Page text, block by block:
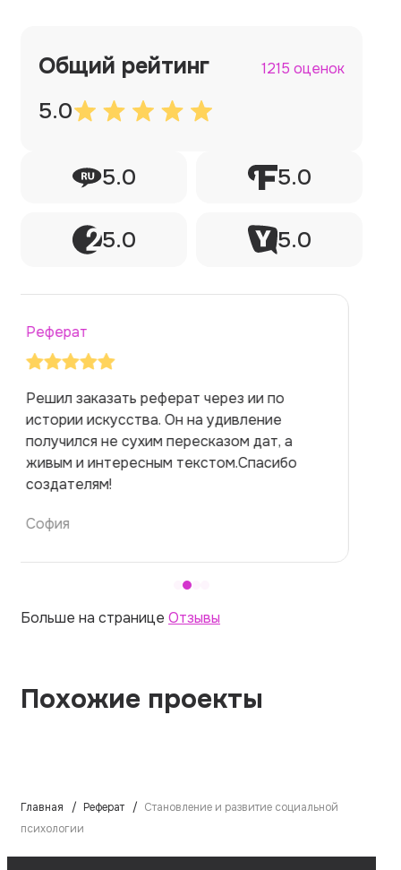
Общий рейтинг 1215 оценок
5.0
5.0 5.0
5.0 5.0
Реферат
Заказывала реферат с помощью нейросети
на медицинскую тему. Ожидала худшего,
но справилась. Термины использовала
правильно. Для быстрого ознакомления с
темой — идеально.
Алина
Больше на странице Отзывы
Похожие проекты
Главная Реферат
Становление и развитие социальной
психологии